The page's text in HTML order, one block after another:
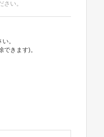
い。
。
きます)。